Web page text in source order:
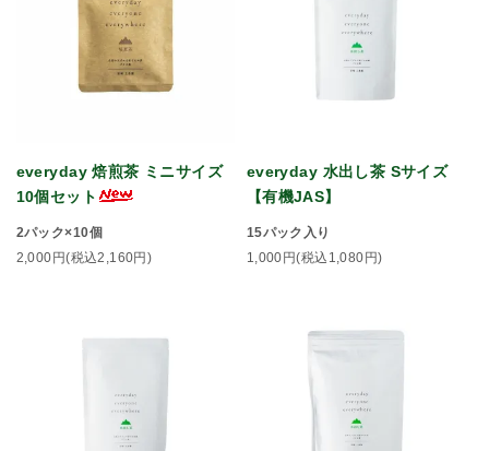
everyday 焙煎茶 ミニサイズ
10個セット
2パック×10個
2,000円(税込2,160円)
everyday 水出し茶 Sサイズ
【有機JAS】
15パック入り
1,000円(税込1,080円)